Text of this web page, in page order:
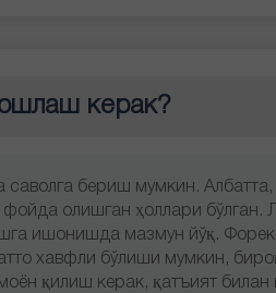
керак?
саволга бериш мумкин.
олишган ҳоллари бўлган.
ишонишда мазмун йўқ.
хавфли бўлиши мумкин,
қилиш керак, қатъият билан
ochish